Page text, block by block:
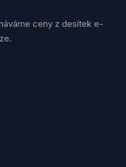
ceny z desítek e-